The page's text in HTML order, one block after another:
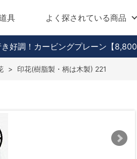
具 よく探されている商品
好調！カービングプレーン 【8,800
> 印花(樹脂製・柄は木製) 221